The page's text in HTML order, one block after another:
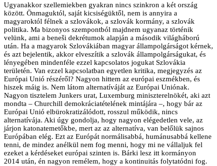
Ugyanakkor szellemiekben gyakran nincs szinkron a két ország
között. Önmaguktól, saját kicsiségüktől, nem is annyira a
magyaroktól félnek a szlovákok, a szlovák kormány, a szlovák
politika. Ma bizonyos szempontból majdnem ugyanaz történik
velünk, ami a beneši dekrétumok alapján a második világháború
után. Ha a magyarok Szlovákiában magyar állampolgárságot kérnek,
és azt bejelentik, akkor elveszítik a szlovák állampolgárságukat, és
lényegében mindenféle ezzel kapcsolatos jogukat Szlovákia
területén. Van ezzel kapcsolatban egyetlen kritika, megjegyzés az
Európai Unió részéről? Nagyon hittem az európai eszmékben, és
hiszek máig is. Nem látom alternatíváját az Európai Uniónak.
Nagyon tisztelem Junkers urat, Luxemburg miniszterelnökét, aki azt
mondta – Churchill demokráciatételének mintájára –, hogy bár az
Európai Unió elbürokratizálódott, rosszul működik, nincs
alternatívája. Aki úgy gondolja, hogy nagyon elégedetlen vele, az
járjon katonatemetőkbe, mert az az alternatíva, van belőlük sajnos
Európában elég. Ezt az Európát normálisabbá, humánusabbá kellene
tenni, de mindez anélkül nem fog menni, hogy mi ne vállaljuk fel
ezeket a kérdéseket európai szinten is. Bárki lesz itt kormányon
2014 után, én nagyon remélem, hogy a kontinuitás folytatódni fog.